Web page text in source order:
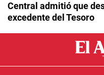
Central admitió que
excedente del Tesoro